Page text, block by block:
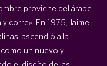
proviene del árabe
corre». En 1975, Jaime
ascendió a la
un nuevo y